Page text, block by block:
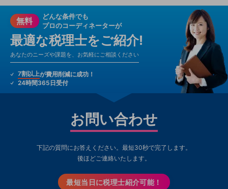
無料
どんな条件でも
プロのコーディネーターが
最適な税理士をご紹介!
あなたのニーズや課題を、お気軽にご相談ください
7割以上が費用削減に成功！
24時間365日受付
お問い合わせ
下記の質問にお答えください。最短30秒で完了します。
後ほどご連絡いたします。
最短当日に税理士紹介可能！